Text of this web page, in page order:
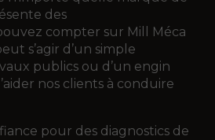
des
compter sur Mill Méca
s’agir d’un simple
publics ou d’un engin
nos clients à conduire
pour des diagnostics de